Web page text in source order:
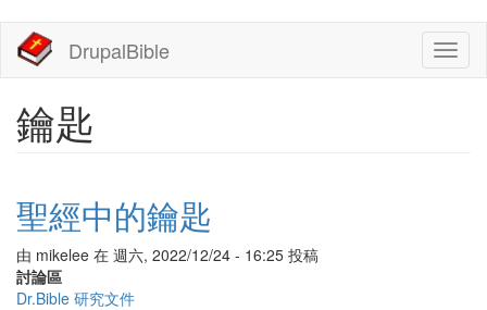
主
DrupalBible
鑰匙
聖經中的鑰匙
由 mikelee 在 週六, 2022/12/24 - 16:25 投稿
討論區
Dr.Bible 研究文件